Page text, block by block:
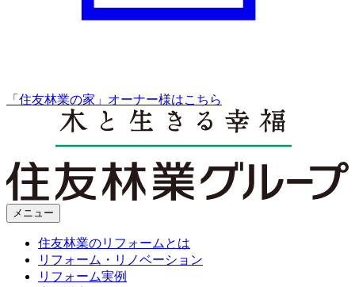
「住友林業の家」オーナー様はこちら
メニュー
住友林業のリフォームとは
リフォーム・リノベーション
リフォーム実例